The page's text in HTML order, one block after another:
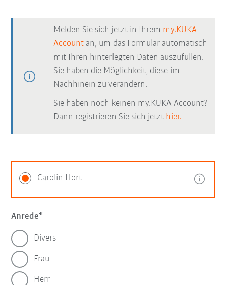
Melden Sie sich jetzt in Ihrem my.KUKA
Account an, um das Formular automatisch
mit Ihren hinterlegten Daten auszufüllen.
Sie haben die Möglichkeit, diese im
Nachhinein zu verändern.
Sie haben noch keinen my.KUKA Account?
Dann registrieren Sie sich jetzt hier.
Carolin Hort
Anrede
Divers
Frau
Herr